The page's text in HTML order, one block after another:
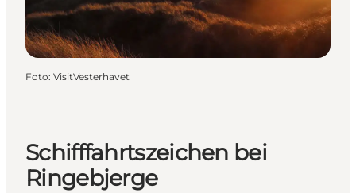
Foto: VisitVesterhavet
Schifffahrtszeichen bei
Ringebjerge